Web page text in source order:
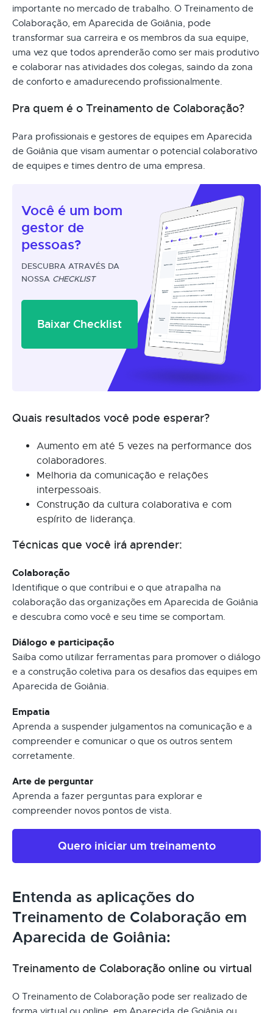
importante no mercado de trabalho. O Treinamento de
Colaboração, em Aparecida de Goiânia, pode
transformar sua carreira e os membros da sua equipe,
uma vez que todos aprenderão como ser mais produtivo
e colaborar nas atividades dos colegas, saindo da zona
de conforto e amadurecendo profissionalmente.
Pra quem é o Treinamento de Colaboração?
Para profissionais e gestores de equipes em Aparecida
de Goiânia que visam aumentar o potencial colaborativo
de equipes e times dentro de uma empresa.
Você é um bom
gestor de
pessoas?
DESCUBRA ATRAVÉS DA
NOSSA CHECKLIST
Baixar Checklist
Quais resultados você pode esperar?
Aumento em até 5 vezes na performance dos
colaboradores.
Melhoria da comunicação e relações
interpessoais.
Construção da cultura colaborativa e com
espírito de liderança.
Técnicas que você irá aprender:
Colaboração
Identifique o que contribui e o que atrapalha na
colaboração das organizações em Aparecida de Goiânia
e descubra como você e seu time se comportam.
Diálogo e participação
Saiba como utilizar ferramentas para promover o diálogo
e a construção coletiva para os desafios das equipes em
Aparecida de Goiânia.
Empatia
Aprenda a suspender julgamentos na comunicação e a
compreender e comunicar o que os outros sentem
corretamente.
Arte de perguntar
Aprenda a fazer perguntas para explorar e
compreender novos pontos de vista.
Quero iniciar um treinamento
Entenda as aplicações do
Treinamento de Colaboração em
Aparecida de Goiânia:
Treinamento de Colaboração online ou virtual
O Treinamento de Colaboração pode ser realizado de